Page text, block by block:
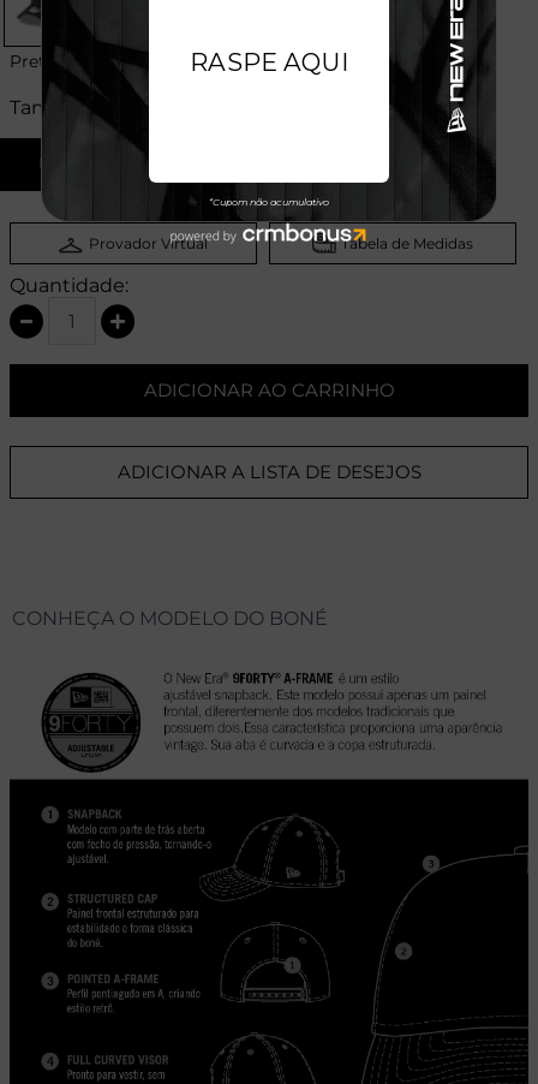
Preto
Tamanhos:
U
Provador Virtual Tabela de Medidas
Quantidade:
ADICIONAR AO CARRINHO
ADICIONAR A LISTA DE DESEJOS
CONHEÇA O MODELO DO BONÉ